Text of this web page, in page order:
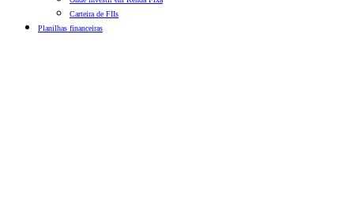
Carteira de FIIs
Planilhas financeiras